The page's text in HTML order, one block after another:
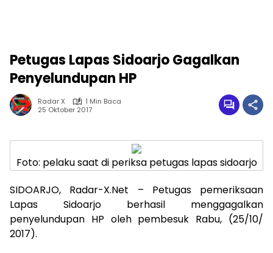
Petugas Lapas Sidoarjo Gagalkan
Penyelundupan HP
Radar X
1 Min Baca
25 Oktober 2017
Foto: pelaku saat di periksa petugas lapas sidoarjo
SIDOARJO, Radar-X.Net – Petugas pemeriksaan
Lapas Sidoarjo berhasil menggagalkan
penyelundupan HP oleh pembesuk Rabu, (25/10/
2017).